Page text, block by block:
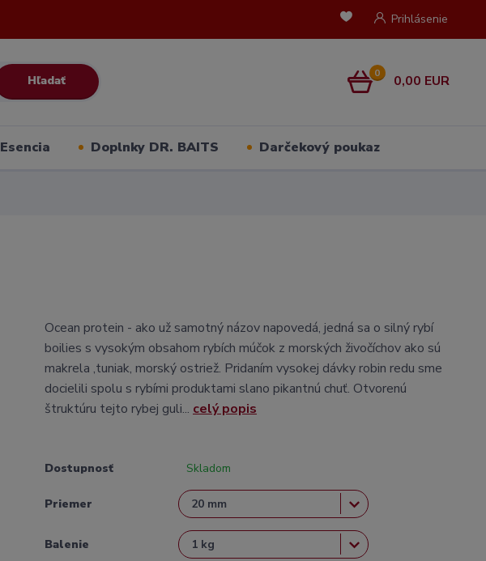
Prihlásenie
Hľadať 0 0,00 EUR
Esencia Doplnky DR. BAITS Darčekový poukaz
Ocean protein - ako už samotný názov napovedá, jedná sa o silný rybí
boilies s vysokým obsahom rybích múčok z morských živočíchov ako sú
makrela ,tuniak, morský ostriež. Pridaním vysokej dávky robin redu sme
docielili spolu s rybími produktami slano pikantnú chuť. Otvorenú
štruktúru tejto rybej guli... celý popis
Dostupnosť Skladom
Priemer
Balenie